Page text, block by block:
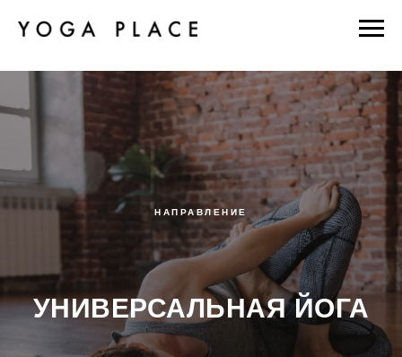
НАПРАВЛЕНИЕ
УНИВЕРСАЛЬНАЯ ЙОГА